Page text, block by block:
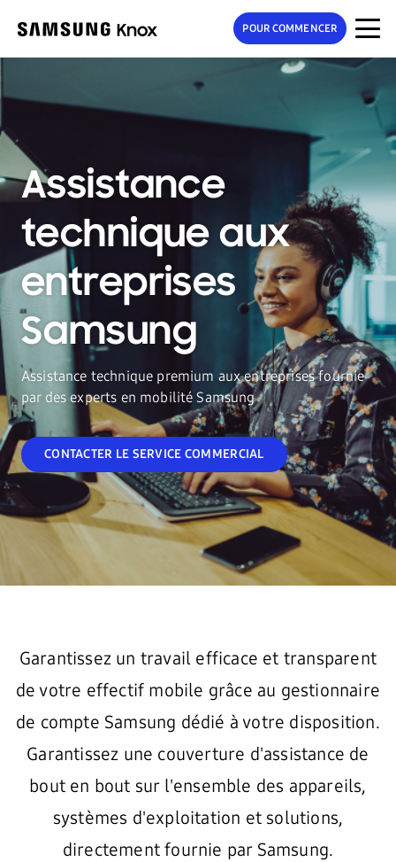
POUR COMMENCER
Assistance
technique aux
entreprises
Samsung
Assistance technique premium aux entreprises fournie
par des experts en mobilité Samsung
CONTACTER LE SERVICE COMMERCIAL
Garantissez un travail efficace et transparent
de votre effectif mobile grâce au gestionnaire
de compte Samsung dédié à votre disposition.
Garantissez une couverture d'assistance de
bout en bout sur l'ensemble des appareils,
systèmes d'exploitation et solutions,
directement fournie par Samsung.